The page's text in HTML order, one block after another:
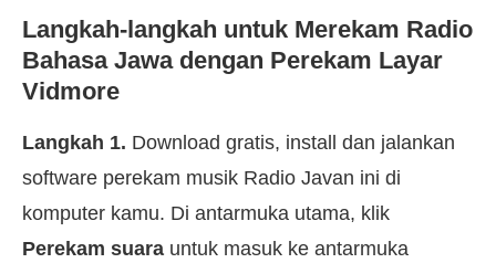
Langkah-langkah untuk Merekam Radio
Bahasa Jawa dengan Perekam Layar
Vidmore
Langkah 1. Download gratis, install dan jalankan
software perekam musik Radio Javan ini di
komputer kamu. Di antarmuka utama, klik
Perekam suara untuk masuk ke antarmuka